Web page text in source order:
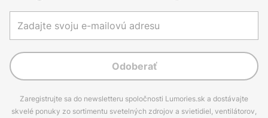
Odoberať
Zaregistrujte sa do newsletteru spoločnosti Lumories.sk a dostávajte
skvelé ponuky zo sortimentu svetelných zdrojov a svietidiel, ventilátorov,